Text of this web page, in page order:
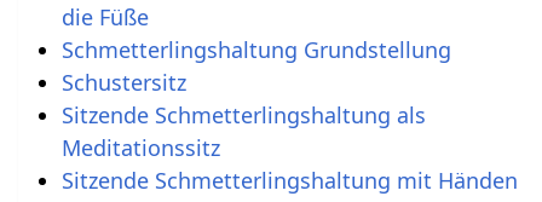
die Füße
Schmetterlingshaltung Grundstellung
Schustersitz
Sitzende Schmetterlingshaltung als
Meditationssitz
Sitzende Schmetterlingshaltung mit Händen